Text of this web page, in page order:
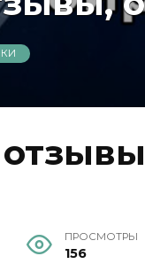
ПРОСМОТРЫ
156